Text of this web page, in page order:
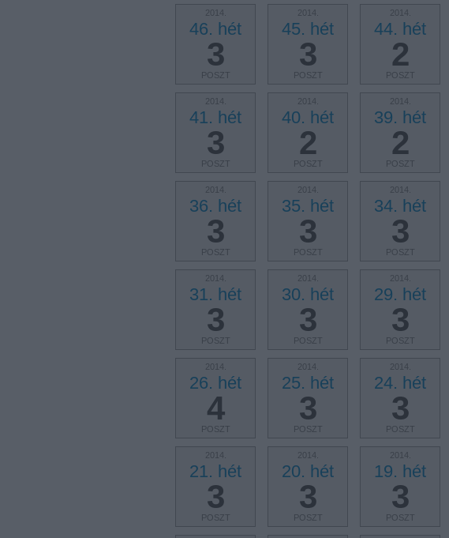
2014.
46. hét
3
POSZT
2014.
45. hét
3
POSZT
2014.
44. hét
2
POSZT
2014.
41. hét
3
POSZT
2014.
40. hét
2
POSZT
2014.
39. hét
2
POSZT
2014.
36. hét
3
POSZT
2014.
35. hét
3
POSZT
2014.
34. hét
3
POSZT
2014.
31. hét
3
POSZT
2014.
30. hét
3
POSZT
2014.
29. hét
3
POSZT
2014.
26. hét
4
POSZT
2014.
25. hét
3
POSZT
2014.
24. hét
3
POSZT
2014.
21. hét
3
POSZT
2014.
20. hét
3
POSZT
2014.
19. hét
3
POSZT